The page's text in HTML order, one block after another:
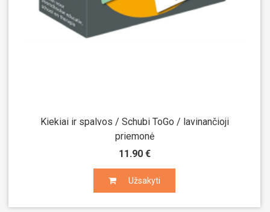
Kiekiai ir spalvos / Schubi ToGo / lavinančioji
priemonė
11.90 €
Užsakyti
Užsakyti